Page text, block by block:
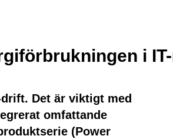
i
Det är viktigt med
omfattande
(Power